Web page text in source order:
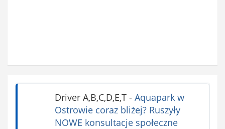
Driver A,B,C,D,E,T- Aquapark w
Ostrowie coraz bliżej? Ruszyły
NOWE konsultacje społeczne